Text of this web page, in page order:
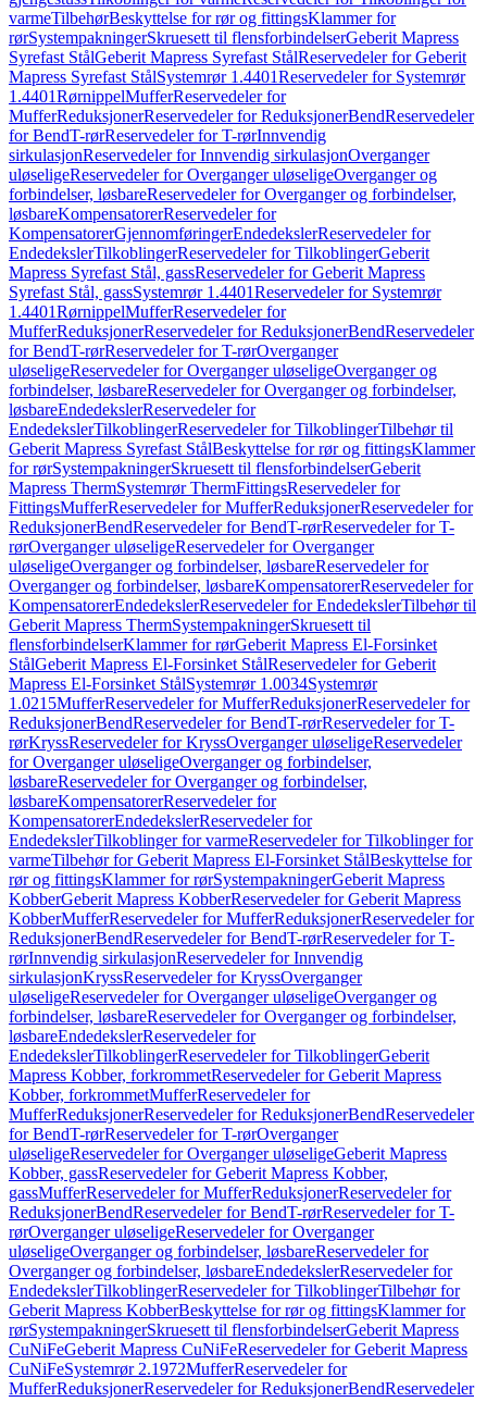
varmeTilbehørBeskyttelse for rør og fittingsKlammer for
rørSystempakningerSkruesett til flensforbindelserGeberit Mapress
Syrefast StålGeberit Mapress Syrefast StålReservedeler for Geberit
Mapress Syrefast StålSystemrør 1.4401Reservedeler for Systemrør
1.4401RørnippelMufferReservedeler for
MufferReduksjonerReservedeler for ReduksjonerBendReservedeler
for BendT-rørReservedeler for T-rørInnvendig
sirkulasjonReservedeler for Innvendig sirkulasjonOverganger
uløseligeReservedeler for Overganger uløseligeOverganger og
forbindelser, løsbareReservedeler for Overganger og forbindelser,
løsbareKompensatorerReservedeler for
KompensatorerGjennomføringerEndedekslerReservedeler for
EndedekslerTilkoblingerReservedeler for TilkoblingerGeberit
Mapress Syrefast Stål, gassReservedeler for Geberit Mapress
Syrefast Stål, gassSystemrør 1.4401Reservedeler for Systemrør
1.4401RørnippelMufferReservedeler for
MufferReduksjonerReservedeler for ReduksjonerBendReservedeler
for BendT-rørReservedeler for T-rørOverganger
uløseligeReservedeler for Overganger uløseligeOverganger og
forbindelser, løsbareReservedeler for Overganger og forbindelser,
løsbareEndedekslerReservedeler for
EndedekslerTilkoblingerReservedeler for TilkoblingerTilbehør til
Geberit Mapress Syrefast StålBeskyttelse for rør og fittingsKlammer
for rørSystempakningerSkruesett til flensforbindelserGeberit
Mapress ThermSystemrør ThermFittingsReservedeler for
FittingsMufferReservedeler for MufferReduksjonerReservedeler for
ReduksjonerBendReservedeler for BendT-rørReservedeler for T-
rørOverganger uløseligeReservedeler for Overganger
uløseligeOverganger og forbindelser, løsbareReservedeler for
Overganger og forbindelser, løsbareKompensatorerReservedeler for
KompensatorerEndedekslerReservedeler for EndedekslerTilbehør til
Geberit Mapress ThermSystempakningerSkruesett til
flensforbindelserKlammer for rørGeberit Mapress El-Forsinket
StålGeberit Mapress El-Forsinket StålReservedeler for Geberit
Mapress El-Forsinket StålSystemrør 1.0034Systemrør
1.0215MufferReservedeler for MufferReduksjonerReservedeler for
ReduksjonerBendReservedeler for BendT-rørReservedeler for T-
rørKryssReservedeler for KryssOverganger uløseligeReservedeler
for Overganger uløseligeOverganger og forbindelser,
løsbareReservedeler for Overganger og forbindelser,
løsbareKompensatorerReservedeler for
KompensatorerEndedekslerReservedeler for
EndedekslerTilkoblinger for varmeReservedeler for Tilkoblinger for
varmeTilbehør for Geberit Mapress El-Forsinket StålBeskyttelse for
rør og fittingsKlammer for rørSystempakningerGeberit Mapress
KobberGeberit Mapress KobberReservedeler for Geberit Mapress
KobberMufferReservedeler for MufferReduksjonerReservedeler for
ReduksjonerBendReservedeler for BendT-rørReservedeler for T-
rørInnvendig sirkulasjonReservedeler for Innvendig
sirkulasjonKryssReservedeler for KryssOverganger
uløseligeReservedeler for Overganger uløseligeOverganger og
forbindelser, løsbareReservedeler for Overganger og forbindelser,
løsbareEndedekslerReservedeler for
EndedekslerTilkoblingerReservedeler for TilkoblingerGeberit
Mapress Kobber, forkrommetReservedeler for Geberit Mapress
Kobber, forkrommetMufferReservedeler for
MufferReduksjonerReservedeler for ReduksjonerBendReservedeler
for BendT-rørReservedeler for T-rørOverganger
uløseligeReservedeler for Overganger uløseligeGeberit Mapress
Kobber, gassReservedeler for Geberit Mapress Kobber,
gassMufferReservedeler for MufferReduksjonerReservedeler for
ReduksjonerBendReservedeler for BendT-rørReservedeler for T-
rørOverganger uløseligeReservedeler for Overganger
uløseligeOverganger og forbindelser, løsbareReservedeler for
Overganger og forbindelser, løsbareEndedekslerReservedeler for
EndedekslerTilkoblingerReservedeler for TilkoblingerTilbehør for
Geberit Mapress KobberBeskyttelse for rør og fittingsKlammer for
rørSystempakningerSkruesett til flensforbindelserGeberit Mapress
CuNiFeGeberit Mapress CuNiFeReservedeler for Geberit Mapress
CuNiFeSystemrør 2.1972MufferReservedeler for
MufferReduksjonerReservedeler for ReduksjonerBendReservedeler